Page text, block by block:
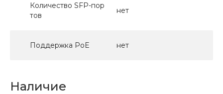
Количество SFP-пор
тов
нет
Поддержка PoE нет
Наличие